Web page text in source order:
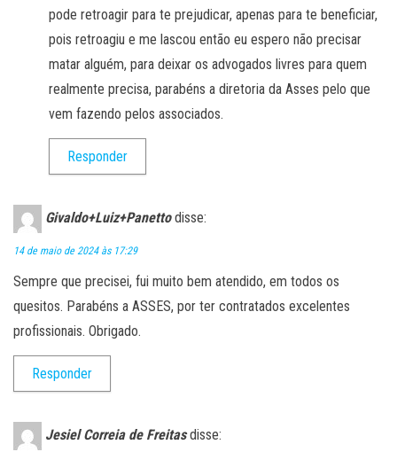
pode retroagir para te prejudicar, apenas para te beneficiar,
pois retroagiu e me lascou então eu espero não precisar
matar alguém, para deixar os advogados livres para quem
realmente precisa, parabéns a diretoria da Asses pelo que
vem fazendo pelos associados.
Responder
Givaldo+Luiz+Panetto disse:
14 de maio de 2024 às 17:29
Sempre que precisei, fui muito bem atendido, em todos os
quesitos. Parabéns a ASSES, por ter contratados excelentes
profissionais. Obrigado.
Responder
Jesiel Correia de Freitas disse: